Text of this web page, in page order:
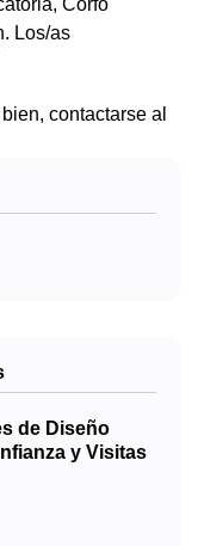
Corfo
Los/as
contactarse al
de Diseño
y Visitas